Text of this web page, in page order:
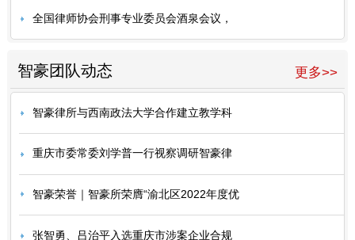
全国律师协会刑事专业委员会酒泉会议，
更多>>
智豪团队动态
智豪律所与西南政法大学合作建立教学科
重庆市委常委刘学普一行视察调研智豪律
智豪荣誉｜智豪所荣膺“渝北区2022年度优
张智勇、吕治平入选重庆市涉案企业合规